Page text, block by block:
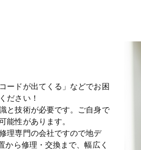
ードが出てくる」などでお困
ださい！
と技術が必要です。ご自身で
能性があります。
理専門の会社ですので地デ
から修理・交換まで、幅広く